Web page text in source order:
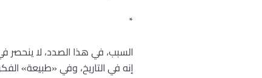
*
السبب، في هذا الصدد، لا ينحصر
إنه في التاريخ، وفي «طبيعة»